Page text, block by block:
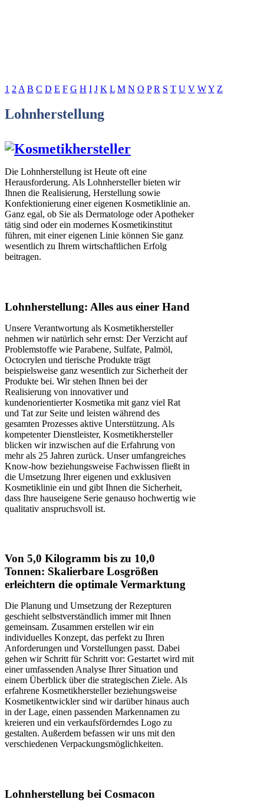
1 2 A B C D E F G H I J K L M N O P R S T U V WY Z
Lohnherstellung
Die Lohnherstellung ist Heute oft eine
Herausforderung. Als Lohnhersteller bieten wir
Ihnen die Realisierung, Herstellung sowie
Konfektionierung einer eigenen Kosmetiklinie an.
Ganz egal, ob Sie als Dermatologe oder Apotheker
tätig sind oder ein modernes Kosmetikinstitut
führen, mit einer eigenen Linie können Sie ganz
wesentlich zu Ihrem wirtschaftlichen Erfolg
beitragen.
Lohnherstellung: Alles aus einer Hand
Unsere Verantwortung als Kosmetikhersteller
nehmen wir natürlich sehr ernst: Der Verzicht auf
Problemstoffe wie Parabene, Sulfate, Palmöl,
Octocrylen und tierische Produkte trägt
beispielsweise ganz wesentlich zur Sicherheit der
Produkte bei. Wir stehen Ihnen bei der
Realisierung von innovativer und
kundenorientierter Kosmetika mit ganz viel Rat
und Tat zur Seite und leisten während des
gesamten Prozesses aktive Unterstützung. Als
kompetenter Dienstleister, Kosmetikhersteller
blicken wir inzwischen auf die Erfahrung von
mehr als 25 Jahren zurück. Unser umfangreiches
Know-how beziehungsweise Fachwissen fließt in
die Umsetzung Ihrer eigenen und exklusiven
Kosmetiklinie ein und gibt Ihnen die Sicherheit,
dass Ihre hauseigene Serie genauso hochwertig wie
qualitativ anspruchsvoll ist.
Von 5,0 Kilogramm bis zu 10,0
Tonnen: Skalierbare Losgrößen
erleichtern die optimale Vermarktung
Die Planung und Umsetzung der Rezepturen
geschieht selbstverständlich immer mit Ihnen
gemeinsam. Zusammen erstellen wir ein
individuelles Konzept, das perfekt zu Ihren
Anforderungen und Vorstellungen passt. Dabei
gehen wir Schritt für Schritt vor: Gestartet wird mit
einer umfassenden Analyse Ihrer Situation und
einem Überblick über die strategischen Ziele. Als
erfahrene Kosmetikhersteller beziehungsweise
Kosmetikentwickler sind wir darüber hinaus auch
in der Lage, einen passenden Markennamen zu
kreieren und ein verkaufsförderndes Logo zu
gestalten. Außerdem befassen wir uns mit den
verschiedenen Verpackungsmöglichkeiten.
Lohnherstellung bei Cosmacon